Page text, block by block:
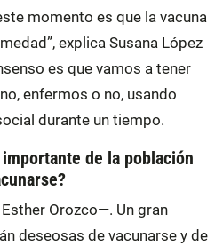
momento es que la vacuna
explica Susana López
es que vamos a tener
enfermos o no, usando
durante un tiempo.
de la población
Orozco—. Un gran
deseosas de vacunarse y de